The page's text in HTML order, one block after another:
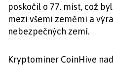
poskočil o 77. míst, což
mezi všemi zeměmi a
nebezpečných zemí.
Kryptominer CoinHive